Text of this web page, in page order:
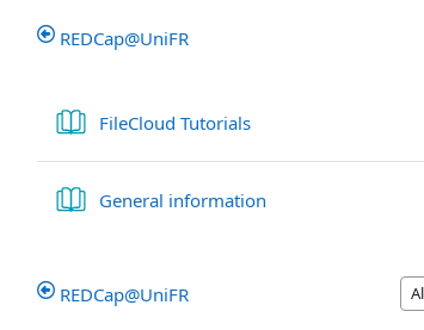
REDCap@UniFR
FileCloud TutorialsLivre
General informationLivre
REDCap@UniFR